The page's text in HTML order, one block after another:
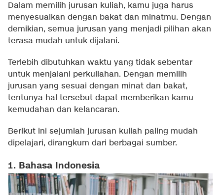
Dalam memilih jurusan kuliah, kamu juga harus
menyesuaikan dengan bakat dan minatmu. Dengan
demikian, semua jurusan yang menjadi pilihan akan
terasa mudah untuk dijalani.
Terlebih dibutuhkan waktu yang tidak sebentar
untuk menjalani perkuliahan. Dengan memilih
jurusan yang sesuai dengan minat dan bakat,
tentunya hal tersebut dapat memberikan kamu
kemudahan dan kelancaran.
Berikut ini sejumlah jurusan kuliah paling mudah
dipelajari, dirangkum dari berbagai sumber.
1. Bahasa Indonesia